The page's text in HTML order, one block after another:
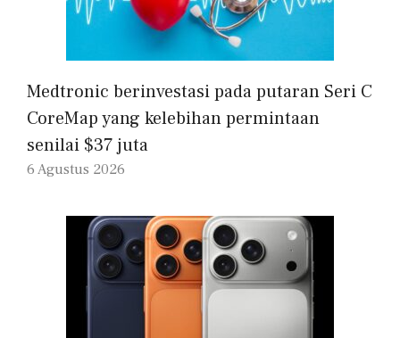
Medtronic berinvestasi pada putaran Seri C
CoreMap yang kelebihan permintaan
senilai $37 juta
6 Agustus 2026